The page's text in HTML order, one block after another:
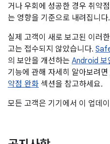
거나 우회에 성공한 경우 취약
는 영향을 기준으로 내려집니다.
실제 고객이 새로 보고된 이러
고는 접수되지 않았습니다.
의 보안을 개선하는 Android 보
기능에 관해 자세히 알아보려면
약점 완화 섹션을 참고하세요.
모든 고객은 기기에서 이 업데